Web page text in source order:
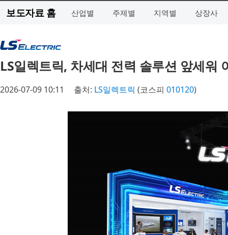
보도자료 홈 산업별 주제별 지역별 상장사
LS일렉트릭, 차세대 전력 솔루션 앞세워
2026-07-09 10:11 출처: LS일렉트릭 (코스피 010120)